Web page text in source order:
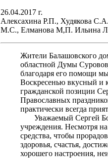
26.04.2017 г.
Алексахина Р.П., Худякова
М.С., Елманова М,П. Ильина
Жители Балашовского
областной Думы
благодаря его помощи
Воскресенью вкусный и
гражданской позиции
Православных
практически всегда
Уважаемый Сергей
учреждения. Несмотря
средства, чтобы
здоровья, счастья,
хорошего настроения,